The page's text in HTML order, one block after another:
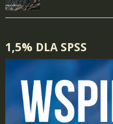
1,5% DLA SPSS